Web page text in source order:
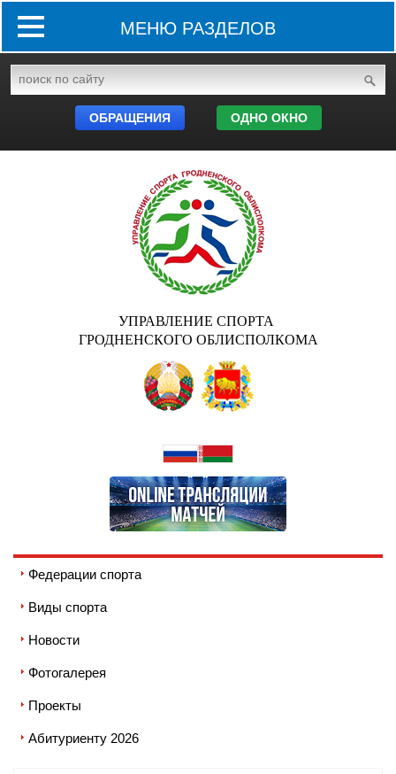
МЕНЮ РАЗДЕЛОВ
ОБРАЩЕНИЯ ОДНО ОКНО
УПРАВЛЕНИЕ СПОРТА
ГРОДНЕНСКОГО ОБЛИСПОЛКОМА
Федерации спорта
Виды спорта
Новости
Фотогалерея
Проекты
Абитуриенту 2026